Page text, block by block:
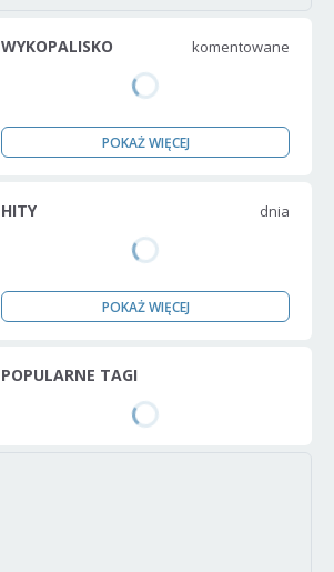
WYKOPALISKO komentowane
POKAŻ WIĘCEJ
HITY dnia
POKAŻ WIĘCEJ
POPULARNE TAGI